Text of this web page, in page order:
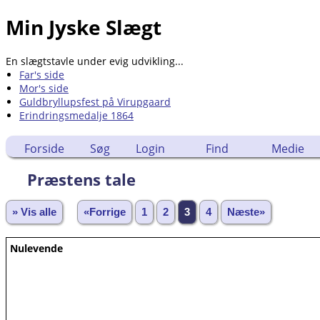
Min Jyske Slægt
En slægtstavle under evig udvikling...
Far's side
Mor's side
Guldbryllupsfest på Virupgaard
Erindringsmedalje 1864
Forside Søg Login Find Medie
Præstens tale
» Vis alle «Forrige 1 2 3 4 Næste»
Nulevende